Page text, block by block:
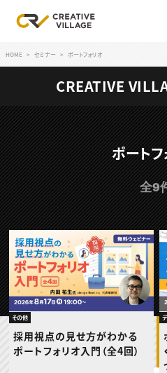
ログイン
RECRUIT
クリエイター求人を探す
CREATIVE JOB求人検索
特集求人
採用説明会
転職支援サービス
CONTENTS
スキルアップしたい！
スキルアップしたい！ トップ
デザイン
プログラミング
動画配信・映像制作
編集・ライティング
マーケティング
ディレクション
業界解説・キャリア事情
TOP Creator’s コラム
TOP Creator’s コラム トップ
Webクリエイター
アプリクリエイター
ゲームクリエイター
セミナー
HOME セミナー ポートフォリオ
CREATIVE
ポートフ
全9
その他
採用視点の見せ方がわかる
ポートフォリオ入門（全4回）